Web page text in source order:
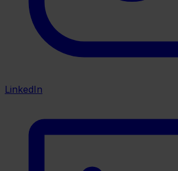
LinkedIn